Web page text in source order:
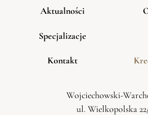
Aktualności
Specjalizacje
Kontakt
Wojciechowski-
ul. Wielkopolska